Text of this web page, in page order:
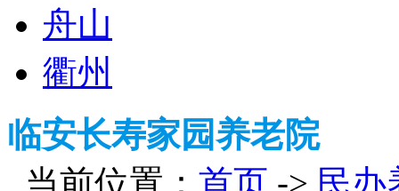
舟山
衢州
临安长寿家园养老院
当前位置： 首页 -> 民办